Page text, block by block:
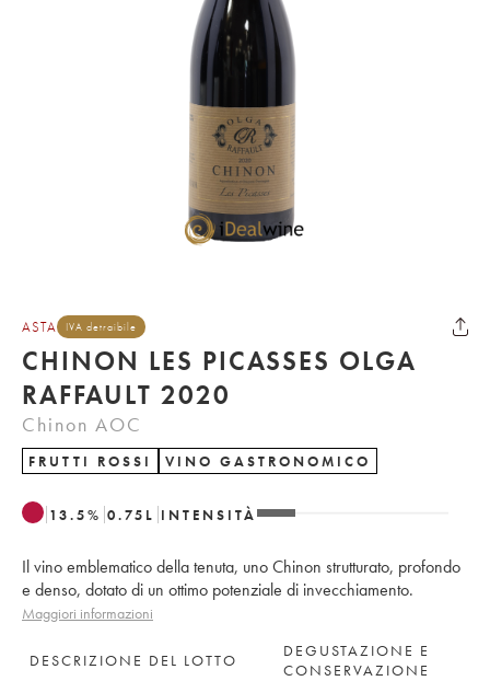
ASTA IVA detraibile
CHINON LES PICASSES OLGA
RAFFAULT 2020
Chinon AOC
FRUTTI ROSSI VINO GASTRONOMICO
13.5% 0.75 L INTENSITÀ
Il vino emblematico della tenuta, uno Chinon strutturato, profondo
e denso, dotato di un ottimo potenziale di invecchiamento.
Maggiori informazioni
DESCRIZIONE DEL LOTTO
DEGUSTAZIONE E
CONSERVAZIONE